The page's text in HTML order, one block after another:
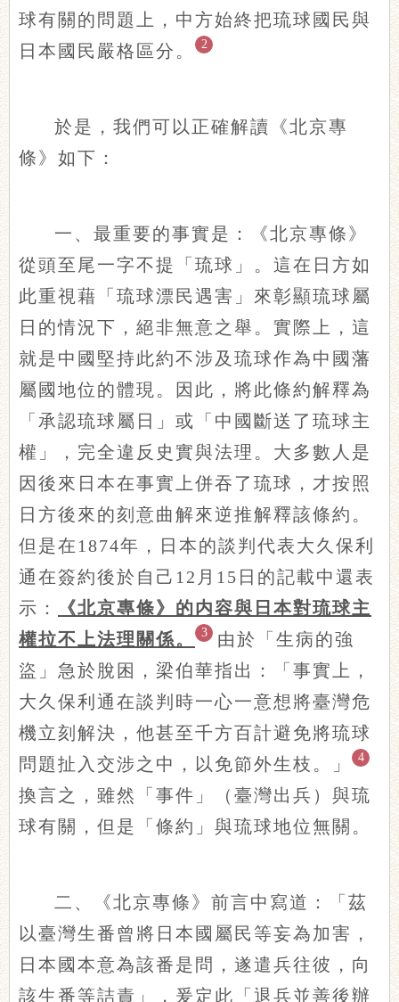
球有關的問題上，中方始終把琉球國民與
日本國民嚴格區分。
2
於是，我們可以正確解讀《北京專
條》如下：
一、最重要的事實是：《北京專條》
從頭至尾一字不提「琉球」。這在日方如
此重視藉「琉球漂民遇害」來彰顯琉球屬
日的情況下，絕非無意之舉。實際上，這
就是中國堅持此約不涉及琉球作為中國藩
屬國地位的體現。因此，將此條約解釋為
「承認琉球屬日」或「中國斷送了琉球主
權」，完全違反史實與法理。大多數人是
因後來日本在事實上併吞了琉球，才按照
日方後來的刻意曲解來逆推解釋該條約。
但是在1874年，日本的談判代表大久保利
通在簽約後於自己12月15日的記載中還表
示：
《北京專條》的内容與日本對琉球主
權拉不上法理關係。
3
由於「生病的強
盜」急於脫困，梁伯華指出：「事實上，
大久保利通在談判時一心一意想將臺灣危
機立刻解決，他甚至千方百計避免將琉球
問題扯入交涉之中，以免節外生枝。」
4
換言之，雖然「事件」（臺灣出兵）與琉
球有關，但是「條約」與琉球地位無關。
二、《北京專條》前言中寫道：「茲
以臺灣生番曾將日本國屬民等妄為加害，
日本國本意為該番是問，遂遣兵往彼，向
該生番等詰責」，爰定此「退兵並善後辦